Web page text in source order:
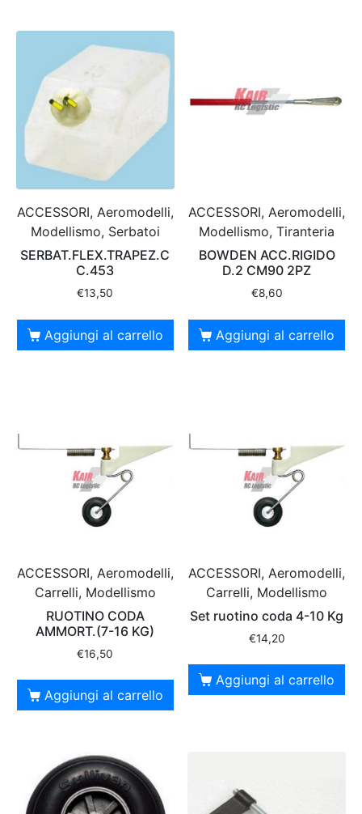
ACCESSORI, Aeromodelli,
Modellismo, Serbatoi
SERBAT.FLEX.TRAPEZ.C
C.453
€13,50
Aggiungi al carrello
ACCESSORI, Aeromodelli,
Modellismo, Tiranteria
BOWDEN ACC.RIGIDO
D.2 CM90 2PZ
€8,60
Aggiungi al carrello
ACCESSORI, Aeromodelli,
Carrelli, Modellismo
RUOTINO CODA
AMMORT.(7-16 KG)
€16,50
Aggiungi al carrello
ACCESSORI, Aeromodelli,
Carrelli, Modellismo
Set ruotino coda 4-10 Kg
€14,20
Aggiungi al carrello